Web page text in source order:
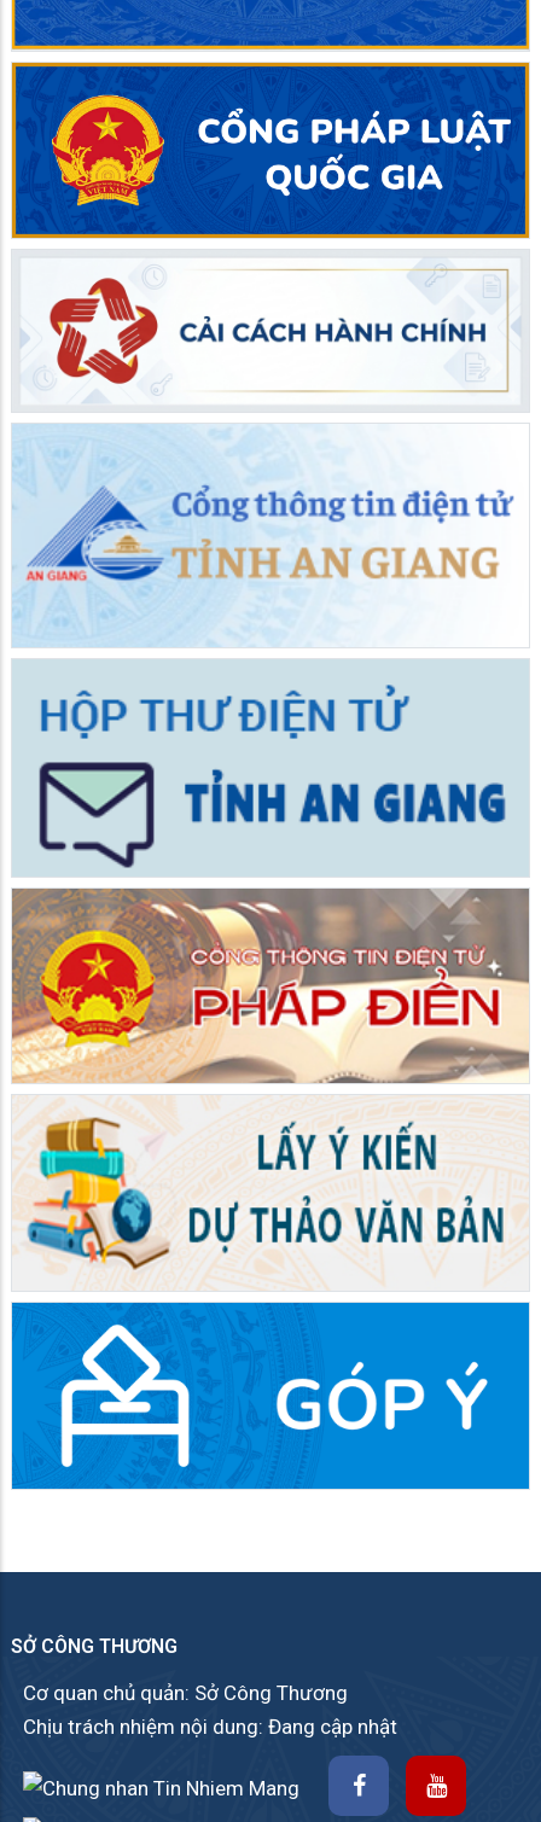
SỞ CÔNG THƯƠNG
Cơ quan chủ quản: Sở Công Thương
Chịu trách nhiệm nội dung: Đang cập nhật